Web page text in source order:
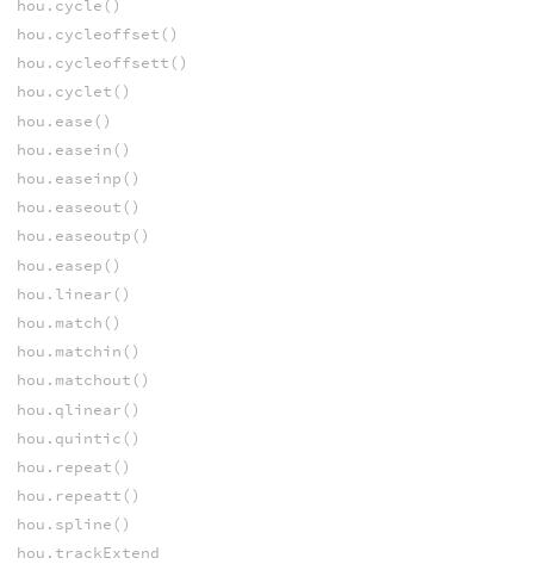
hou.cycle()
hou.cycleoffset()
hou.cycleoffsett()
hou.cyclet()
hou.ease()
hou.easein()
hou.easeinp()
hou.easeout()
hou.easeoutp()
hou.easep()
hou.linear()
hou.match()
hou.matchin()
hou.matchout()
hou.qlinear()
hou.quintic()
hou.repeat()
hou.repeatt()
hou.spline()
hou.trackExtend